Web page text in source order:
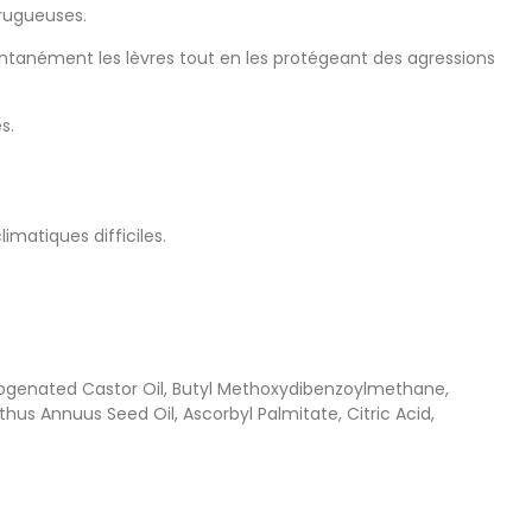
les lèvres tout en les protégeant des agressions
difficiles.
Castor Oil, Butyl Methoxydibenzoylmethane,
Annuus Seed Oil, Ascorbyl Palmitate, Citric Acid,